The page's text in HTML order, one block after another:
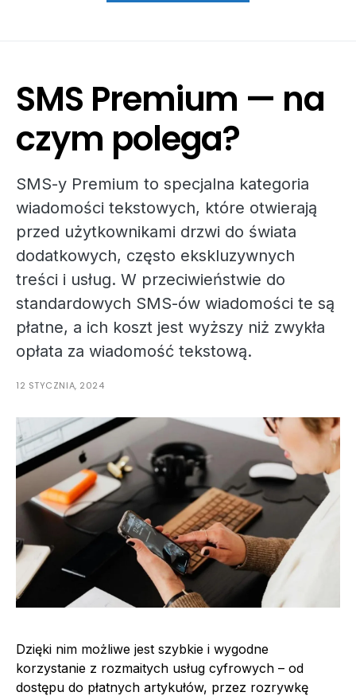
SMS Premium — na
czym polega?
SMS-y Premium to specjalna kategoria
wiadomości tekstowych, które otwierają
przed użytkownikami drzwi do świata
dodatkowych, często ekskluzywnych
treści i usług. W przeciwieństwie do
standardowych SMS-ów wiadomości te są
płatne, a ich koszt jest wyższy niż zwykła
opłata za wiadomość tekstową.
12 STYCZNIA, 2024
Dzięki nim możliwe jest szybkie i wygodne
korzystanie z rozmaitych usług cyfrowych – od
dostępu do płatnych artykułów, przez rozrywkę